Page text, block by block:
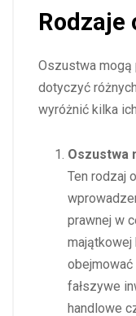
Rodzaje
Oszustwa mogą
dotyczyć
wyróżnić kilka
Oszustwa
Ten rodzaj
prawnej w
obejmować
fałszywe
handlowe